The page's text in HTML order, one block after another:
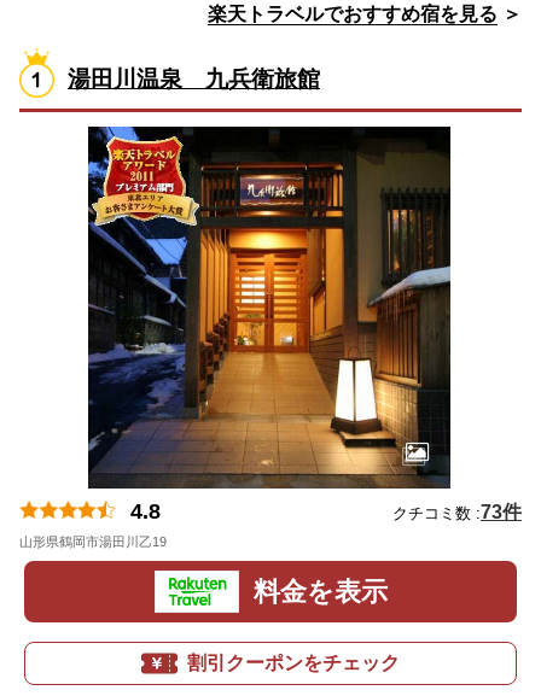
楽天トラベルでおすすめ宿を見る ＞
湯田川温泉 九兵衛旅館
4.8 クチコミ数 :73件
山形県鶴岡市湯田川乙19
料金を表示
割引クーポンをチェック